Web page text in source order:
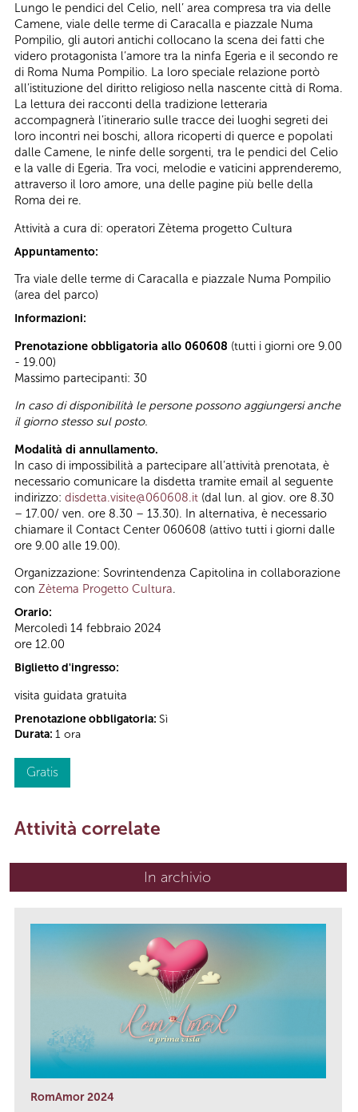
Lungo le pendici del Celio, nell’ area compresa tra via delle
Camene, viale delle terme di Caracalla e piazzale Numa
Pompilio, gli autori antichi collocano la scena dei fatti che
videro protagonista l’amore tra la ninfa Egeria e il secondo re
di Roma Numa Pompilio. La loro speciale relazione portò
all’istituzione del diritto religioso nella nascente città di Roma.
La lettura dei racconti della tradizione letteraria
accompagnerà l’itinerario sulle tracce dei luoghi segreti dei
loro incontri nei boschi, allora ricoperti di querce e popolati
dalle Camene, le ninfe delle sorgenti, tra le pendici del Celio
e la valle di Egeria. Tra voci, melodie e vaticini apprenderemo,
attraverso il loro amore, una delle pagine più belle della
Roma dei re.
Attività a cura di: operatori Zètema progetto Cultura
Appuntamento:
Tra viale delle terme di Caracalla e piazzale Numa Pompilio
(area del parco)
Informazioni:
Prenotazione obbligatoria allo 060608 (tutti i giorni ore 9.00
- 19.00)
Massimo partecipanti: 30
In caso di disponibilità le persone possono aggiungersi anche
il giorno stesso sul posto.
Modalità di annullamento.
In caso di impossibilità a partecipare all’attività prenotata, è
necessario comunicare la disdetta tramite email al seguente
indirizzo: disdetta.visite@060608.it (dal lun. al giov. ore 8.30
– 17.00/ ven. ore 8.30 – 13.30). In alternativa, è necessario
chiamare il Contact Center 060608 (attivo tutti i giorni dalle
ore 9.00 alle 19.00).
Organizzazione: Sovrintendenza Capitolina in collaborazione
con Zètema Progetto Cultura.
Orario:
Mercoledì 14 febbraio 2024
ore 12.00
Biglietto d'ingresso:
visita guidata gratuita
Prenotazione obbligatoria: Sì
Durata: 1 ora
Gratis
Attività correlate
In archivio
RomAmor 2024